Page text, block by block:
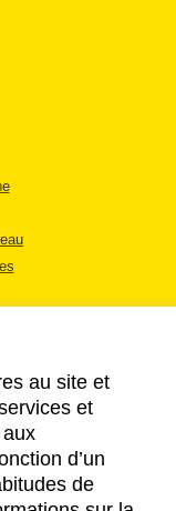
au site et
et
d’un
de